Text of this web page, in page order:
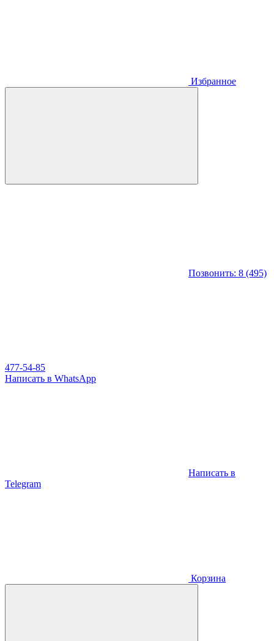
Избранное
Позвонить: 8 (495)
477-54-85
Написать в WhatsApp
Написать в
Telegram
Корзина